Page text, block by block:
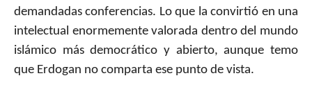
demandadas conferencias. Lo que la convirtió en una
intelectual enormemente valorada dentro del mundo
islámico más democrático y abierto, aunque temo
que Erdogan no comparta ese punto de vista.